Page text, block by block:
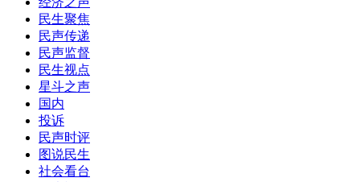
民生聚焦
民声传递
民声监督
民生视点
星斗之声
国内
投诉
民声时评
图说民生
社会看台